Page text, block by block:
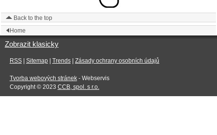
Back to the top
Home
Zobrazit klasicky
RSS| Sitemap| Trends| Zásady ochrany osobních údajů
Tvorba webových stránek- Webservis
Copyright © 2023 CCB, spol. s r.o.